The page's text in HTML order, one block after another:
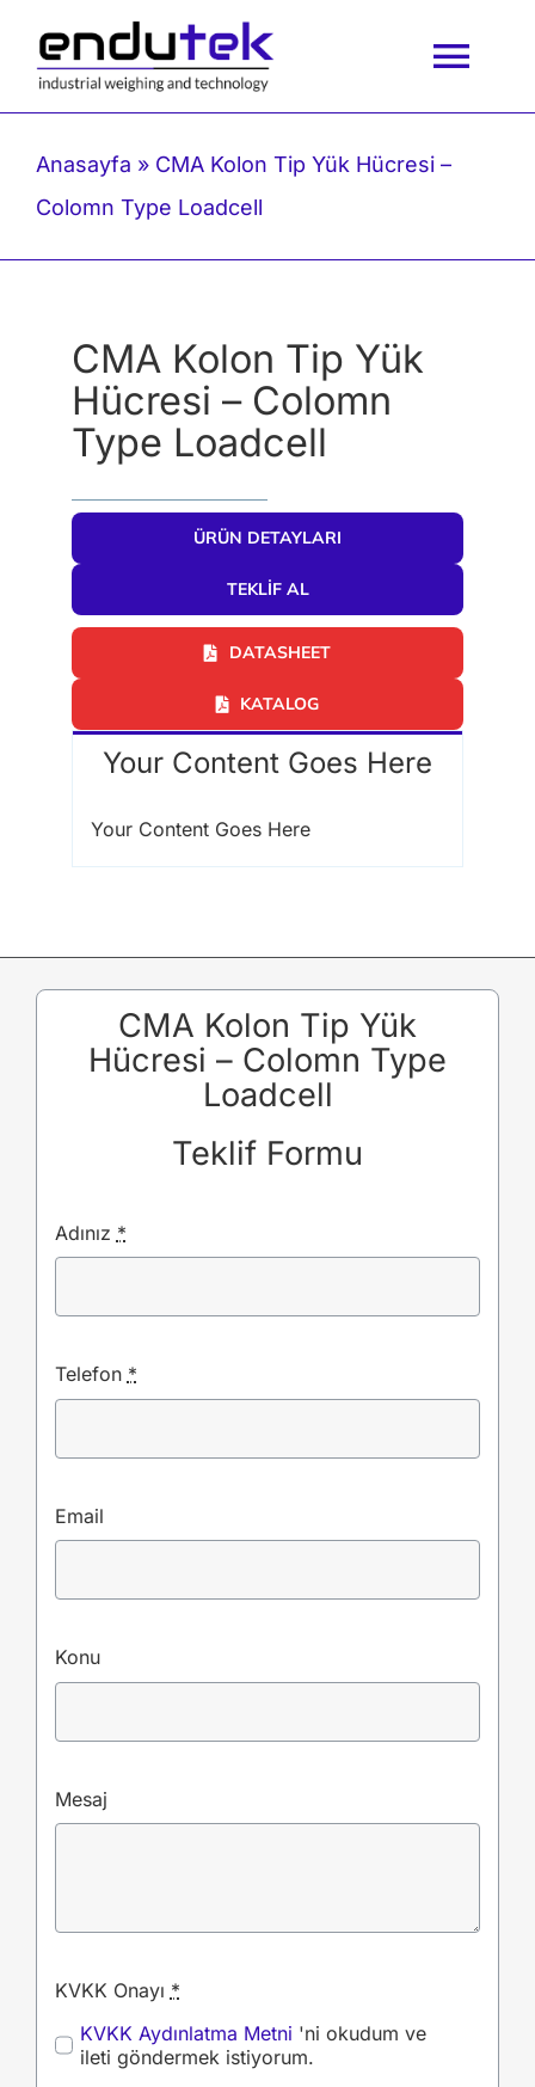
Anasayfa
Anasayfa » CMA Kolon Tip Yük Hücresi –
Colomn Type Loadcell
CMA Kolon Tip Yük
Hücresi – Colomn
Type Loadcell
ÜRÜN DETAYLARI
TEKLIF AL
DATASHEET
KATALOG
Your Content Goes Here
Your Content Goes Here
CMA Kolon Tip Yük
Hücresi – Colomn Type
Loadcell
Teklif Formu
Adınız *
Telefon *
Email
Konu
Mesaj
KVKK Onayı *
KVKK Aydınlatma Metni 'ni okudum ve
ileti göndermek istiyorum.